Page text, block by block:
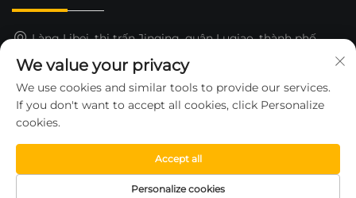
Làng Libei, thị trấn Jinqing, quận Luqiao, thành phố
15325652000
[email protected]
Bản quyền © 2026 thuộc về CÔNG TY TNHH XE NÂNG
HUAHE TỈNH CHƯƠNG GIANG —Chính sách bảo mật
We value your privacy
We use cookies and similar tools to provide our services.
If you don't want to accept all cookies, click Personalize
cookies.
Personalize cookies
Accept all